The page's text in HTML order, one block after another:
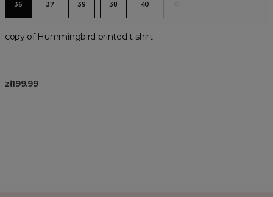
36 37 39 38 40 41
copy of Hummingbird printed t-shirt
zł199.99